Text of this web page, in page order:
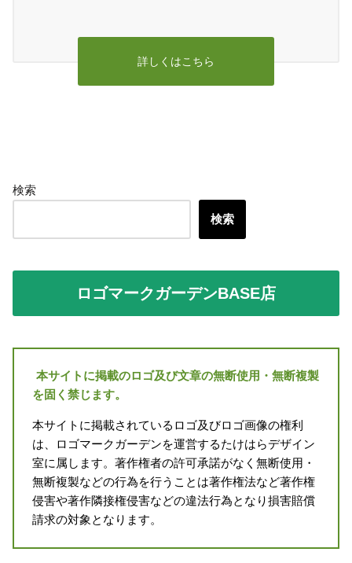
詳しくはこちら
検索
検索
ロゴマークガーデンBASE店
本サイトに掲載のロゴ及び文章の無断使用・無断複製
を固く禁じます。
本サイトに掲載されているロゴ及びロゴ画像の権利
は、ロゴマークガーデンを運営するたけはらデザイン
室に属します。著作権者の許可承諾がなく無断使用・
無断複製などの行為を行うことは著作権法など著作権
侵害や著作隣接権侵害などの違法行為となり損害賠償
請求の対象となります。